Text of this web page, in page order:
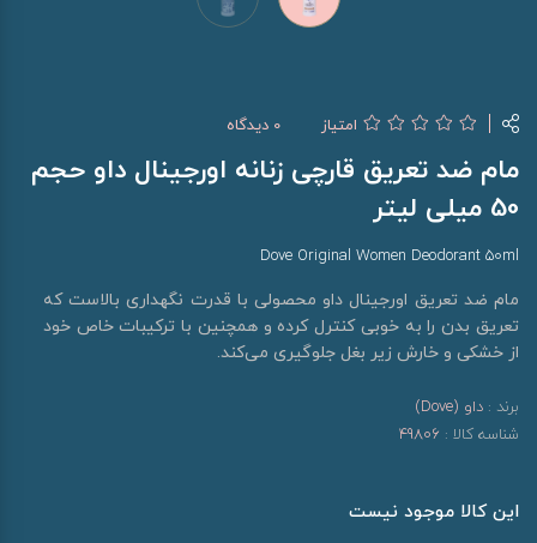
امتیاز 0 دیدگاه
مام ضد تعریق قارچی زنانه اورجینال داو حجم
50 میلی لیتر
Dove Original Women Deodorant 50ml
مام ضد تعریق اورجینال داو محصولی با قدرت نگهداری بالاست که
تعریق بدن را به خوبی کنترل کرده و همچنین با ترکیبات خاص خود
از خشکی و خارش زیر بغل جلوگیری می‌کند.
برند : داو (Dove)
شناسه کالا : 49806
این کالا موجود نیست